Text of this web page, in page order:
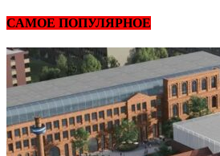
САМОЕ ПОПУЛЯРНОЕ